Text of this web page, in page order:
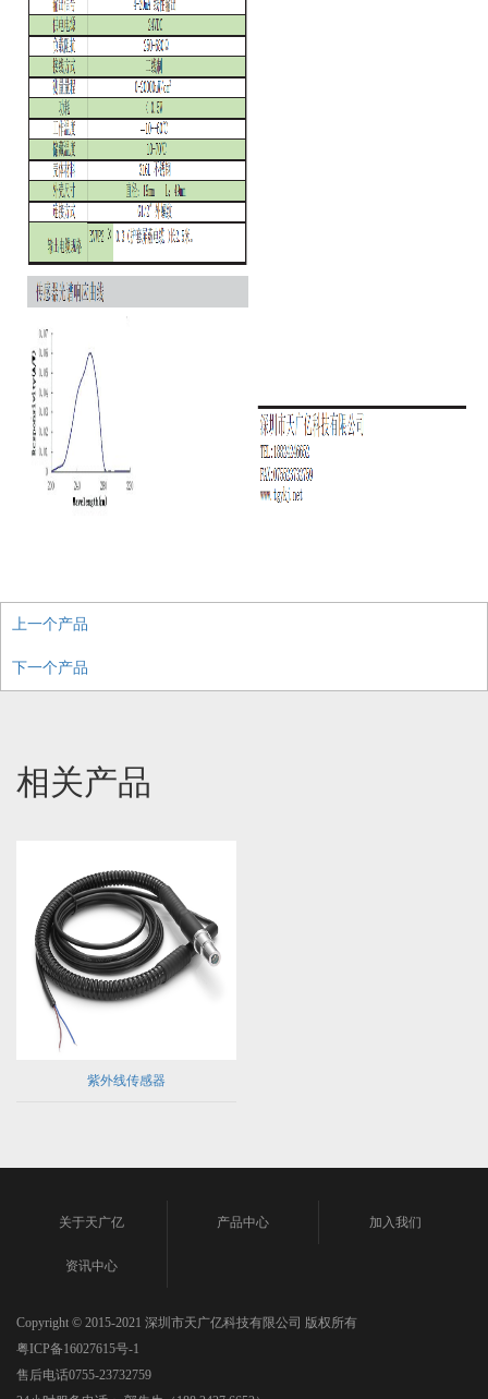
上一个产品
下一个产品
相关产品
紫外线传感器
关于天广亿 产品中心 加入我们
资讯中心
Copyright © 2015-2021 深圳市天广亿科技有限公司 版权所有
粤ICP备16027615号-1
售后电话0755-23732759